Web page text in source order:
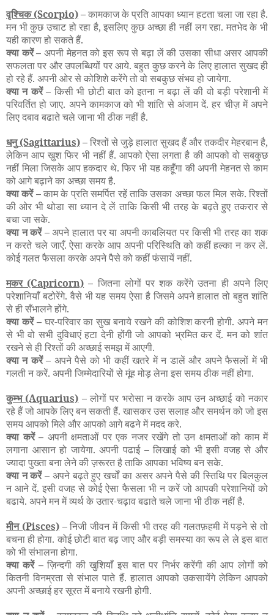
वृश्चिक(Scorpio)–कामकाज के प्रति आपका ध्यान हटता चला जा रहा है.
मन भी कुछ उचाट हो रहा है, इसलिए कुछ अच्छा ही नहीं लग रहा. मतभेद के भी
यही कारण हो सकते हैं.
क्या करें – अपनी मेहनत को इस रूप से बढ़ा लें की उसका सीधा असर आपकी
सफलता पर और उपलब्धियों पर आये. बहुत कुछ करने के लिए हालात सुखद ही
हो रहे हैं. अपनी ओर से कोशिशे करेंगे तो वो सबकुछ संभव हो जायेगा.
क्या न करें – किसी भी छोटी बात को इतना न बढ़ा लें की वो बड़ी परेशानी में
परिवर्तित हो जाए. अपने कामकाज को भी शांति से अंजाम दें. हर चीज़ में अपने
लिए दबाव बढाते चले जाना भी ठीक नहीं है.
धनु(Sagittarius)–रिश्तों से जुड़े हालात सुखद हैं और तकदीर मेहरबान है,
लेकिन आप खुश फिर भी नहीं हैं. आपको ऐसा लगता है की आपको वो सबकुछ
नहीं मिला जिसके आप हकदार थे. फिर भी यह कहूँगा की अपनी मेहनत से काम
को आगे बढ़ाने का अच्छा समय है.
क्या करें –काम के प्रति समर्पित रहें ताकि उसका अच्छा फल मिल सके. रिश्तों
की ओर भी थोडा सा ध्यान दे लें ताकि किसी भी तरह के बढ़ते हुए तकरार से
बचा जा सके.
क्या न करें –अपने हालात पर या अपनी काबलियत पर किसी भी तरह का शक
न करते चले जाएँ. ऐसा करके आप अपनी परिस्थिति को कहीं हल्का न कर लें.
कोई गलत फैसला करके अपने पैसे को कहीं फंसायें नहीं.
मकर(Capricorn) – जितना लोगों पर शक करेंगे उतना ही अपने लिए
परेशानियाँ बटोरेंगे. वैसे भी यह समय ऐसा है जिसमे अपने हालात तो बहुत शांति
से ही सँभालने होंगे.
क्या करें – घर-परिवार का सुख बनाये रखने की कोशिश करनी होगी. अपने मन
से भी वो सभी दुविधाएं हटा देनी होंगी जो आपको भ्रमित कर दें. मन को शांत
रखने से ही रिश्तों की अच्छाई समझ में आएगी.
क्या न करें – अपने पैसे को भी कहीं खतरे में न डालें और अपने फैसलों में भी
गलती न करें. अपनी जिम्मेदारियों से मूंह मोड़ लेना इस समय ठीक नहीं होगा.
कुम्भ(Aquarius) – लोगों पर भरोसा न करके आप उन अच्छाई को नकार
रहे हैं जो आपके लिए बन सकती हैं. खासकर उस सलाह और समर्थन को जो इस
समय आपको मिले और आपको आगे बढने में मदद करे.
क्या करें – अपनी क्षमताओं पर एक नजर रखेंगे तो उन क्षमताओं को काम में
लगाना आसान हो जायेगा. अपनी पढाई –लिखाई को भी इसी वजह से और
ज्यादा पुख्ता बना लेने की ज़रूरत है ताकि आपका भविष्य बन सके.
क्या न करें – अपने बढ़ते हुए खर्चों का असर अपने पैसे की स्तिथि पर बिलकुल
न आने दें. इसी वजह से कोई ऐसा फैसला भी न करें जो आपकी परेशानियों को
बढाये. अपने मन में व्यर्थ के उतार-चढ़ाव बढाते चले जाना भी ठीक नहीं है.
मीन(Pisces)–निजी जीवन में किसी भी तरह की गलतफ़हमी में पड़ने से तो
बचना ही होगा. कोई छोटी बात बढ़ जाए और बड़ी समस्या का रूप ले ले इस बात
को भी संभालना होगा.
क्या करें –ज़िन्दगी की खुशियाँ इस बात पर निर्भर करेंगी की आप लोगों को
कितनी विनम्रता से संभाल पाते हैं. हालात आपको उकसायेंगे लेकिन आपको
अपनी अच्छाई हर सूरत में बनाये रखनी होगी.